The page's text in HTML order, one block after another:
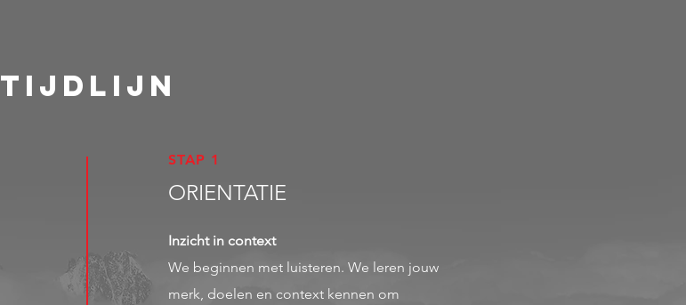
TIJDLIJN
STAP 1
ORIENTATIE
Inzicht in context
We beginnen met luisteren. We leren jouw
merk, doelen en context kennen om